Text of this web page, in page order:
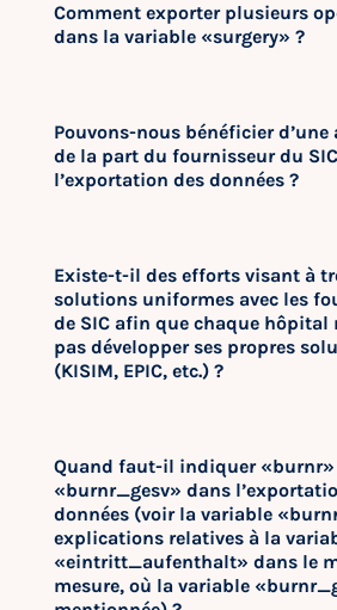
Comment exporter plusieurs
dans la variable «surgery» ?
Pouvons-nous bénéficier d’une
de la part du fournisseur du
l’exportation des données ?
Existe-t-il des efforts visant à
solutions uniformes avec les
de SIC afin que chaque hôpital
pas développer ses propres
(KISIM, EPIC, etc.) ?
Quand faut-il indiquer «burnr»
«burnr_gesv» dans
données (voir la variable
explications relatives à la
«eintritt_aufenthalt» dans le
mesure, où la variable